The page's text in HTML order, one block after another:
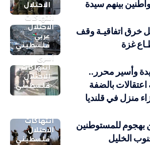
الاحتلال
انتهاكات
الاحتلال
عربي
فلسطيني
خرق اتفاقيـة وقف
غزة
أسرى
انتهاكات
الاحتلال
فلسطيني
وأسير محرر..
بالضفة
منزل في قلنديا
انتهاكات
الاحتلال
فلسطيني
بهجوم للمستوطنين
الخليل